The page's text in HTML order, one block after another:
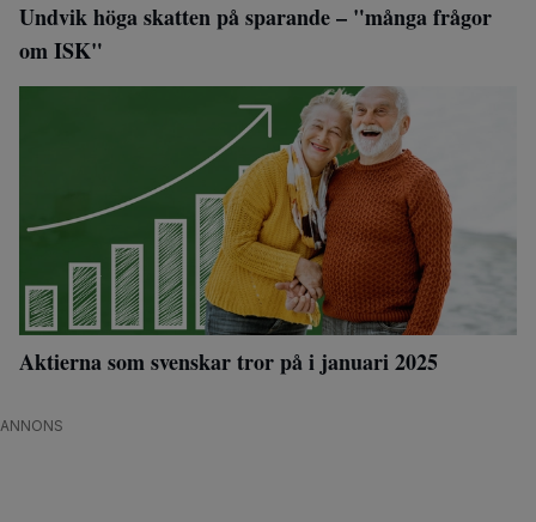
Undvik höga skatten på sparande – "många frågor
om ISK"
Aktierna som svenskar tror på i januari 2025
ANNONS